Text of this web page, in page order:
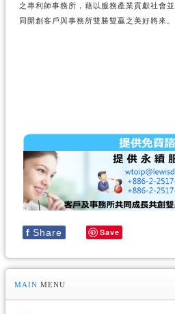
之專利師事務所，藉以服務產業貢獻社會
同開創客戶與事務所雙勝雙贏之美好將來。
f Share Save
MAIN MENU